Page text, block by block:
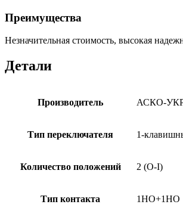
Преимущества
Незначительная стоимость, высокая
Детали
Производитель АСКО-
Тип переключателя 1-
Количество положений 2 (O-I)
Тип контакта 1НО+1НО